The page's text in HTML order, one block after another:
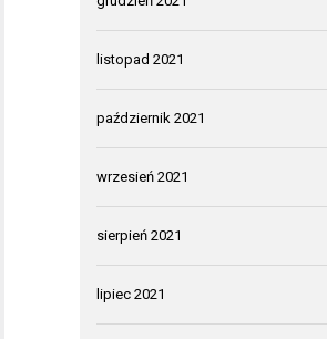
listopad 2021
październik 2021
wrzesień 2021
sierpień 2021
lipiec 2021